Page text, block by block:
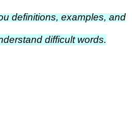
definitions, examples, and
difficult words.